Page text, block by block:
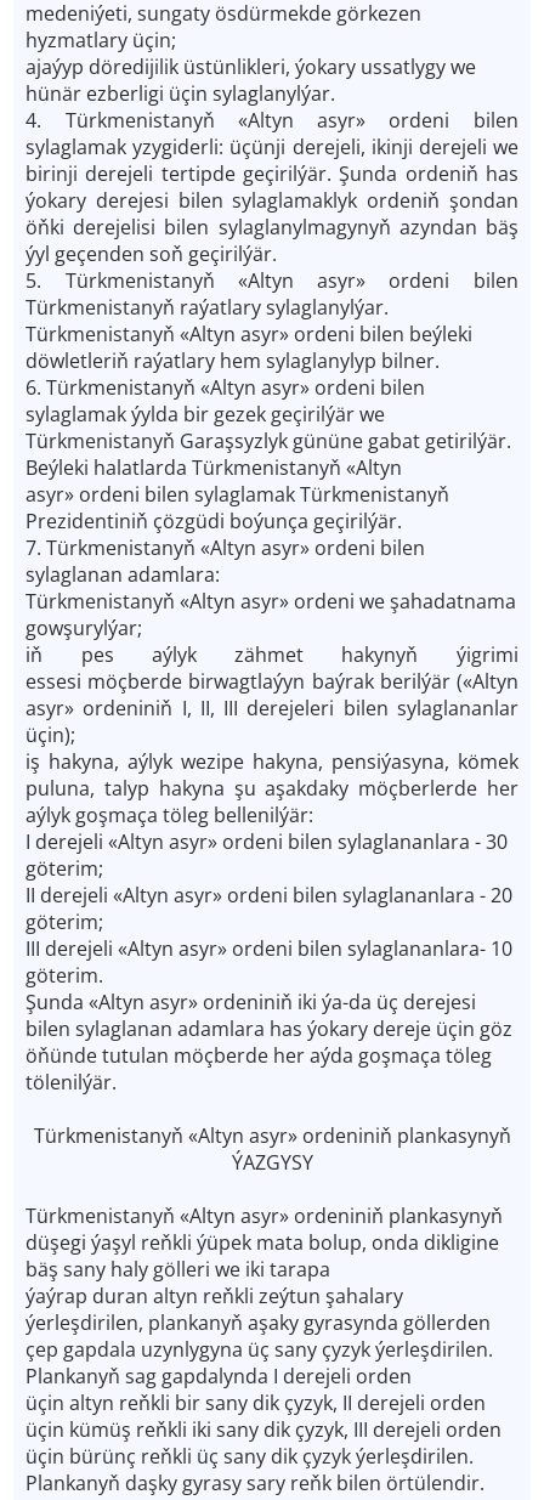
medeniýeti, sungaty ösdürmekde görkezen
hyzmatlary üçin;
ajaýyp döredijilik üstünlikleri, ýokary ussatlygy we
hünär ezberligi üçin sylaglanylýar.
4. Türkmenistanyň «Altyn asyr» ordeni bilen
sylaglamak yzygiderli: üçünji derejeli, ikinji derejeli we
birinji derejeli tertipde geçirilýär. Şunda ordeniň has
ýokary derejesi bilen sylaglamaklyk ordeniň şondan
öňki derejelisi bilen sylaglanylmagynyň azyndan bäş
ýyl geçenden soň geçirilýär.
5. Türkmenistanyň «Altyn asyr» ordeni bilen
Türkmenistanyň raýatlary sylaglanylýar.
Türkmenistanyň «Altyn asyr» ordeni bilen beýleki
döwletleriň raýatlary hem sylaglanylyp bilner.
6. Türkmenistanyň «Altyn asyr» ordeni bilen
sylaglamak ýylda bir gezek geçirilýär we
Türkmenistanyň Garaşsyzlyk gününe gabat getirilýär.
Beýleki halatlarda Türkmenistanyň «Altyn
asyr» ordeni bilen sylaglamak Türkmenistanyň
Prezidentiniň çözgüdi boýunça geçirilýär.
7. Türkmenistanyň «Altyn asyr» ordeni bilen
sylaglanan adamlara:
Türkmenistanyň «Altyn asyr» ordeni we şahadatnama
gowşurylýar;
iň pes aýlyk zähmet hakynyň ýigrimi
essesi möçberde birwagtlaýyn baýrak berilýär («Altyn
asyr» ordeniniň I, II, III derejeleri bilen sylaglananlar
üçin);
iş hakyna, aýlyk wezipe hakyna, pensiýasyna, kömek
puluna, talyp hakyna şu aşakdaky möçberlerde her
aýlyk goşmaça töleg bellenilýär:
I derejeli «Altyn asyr» ordeni bilen sylaglananlara - 30
göterim;
II derejeli «Altyn asyr» ordeni bilen sylaglananlara - 20
göterim;
III derejeli «Altyn asyr» ordeni bilen sylaglananlara- 10
göterim.
Şunda «Altyn asyr» ordeniniň iki ýa-da üç derejesi
bilen sylaglanan adamlara has ýokary dereje üçin göz
öňünde tutulan möçberde her aýda goşmaça töleg
tölenilýär.
Türkmenistanyň «Altyn asyr» ordeniniň plankasynyň
ÝAZGYSY
Türkmenistanyň «Altyn asyr» ordeniniň plankasynyň
düşegi ýaşyl reňkli ýüpek mata bolup, onda dikligine
bäş sany haly gölleri we iki tarapa
ýaýrap duran altyn reňkli zeýtun şahalary
ýerleşdirilen, plankanyň aşaky gyrasynda göllerden
çep gapdala uzynlygyna üç sany çyzyk ýerleşdirilen.
Plankanyň sag gapdalynda I derejeli orden
üçin altyn reňkli bir sany dik çyzyk, II derejeli orden
üçin kümüş reňkli iki sany dik çyzyk, III derejeli orden
üçin bürünç reňkli üç sany dik çyzyk ýerleşdirilen.
Plankanyň daşky gyrasy sary reňk bilen örtülendir.